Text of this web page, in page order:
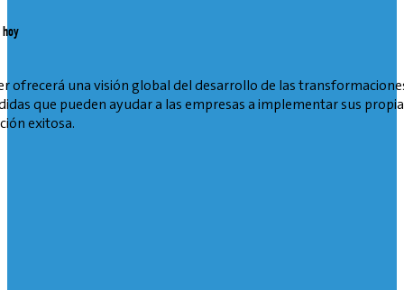
hoy
ofrecerá una visión global del desarrollo de las
que pueden ayudar a las empresas a implementar sus
exitosa.